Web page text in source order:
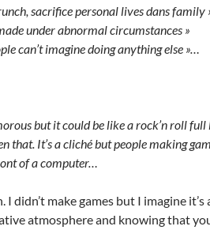
sacrifice personal lives dans family
under abnormal circumstances »
can’t imagine doing anything else »…
but it could be like a rock’n roll
that. It’s a cliché but people making
of a computer…
I didn’t make games but I imagine
atmosphere and knowing that